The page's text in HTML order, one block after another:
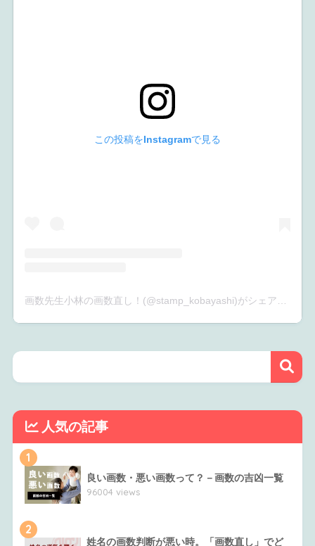
この投稿をInstagramで見る
人気の記事
1
良い画数・悪い画数って？－画数の吉凶一覧
96004 views
2
姓名の画数判断が悪い時。「画数直し」でど